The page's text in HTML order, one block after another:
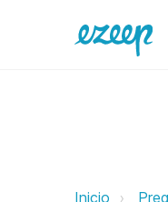
No puedo
Inicio